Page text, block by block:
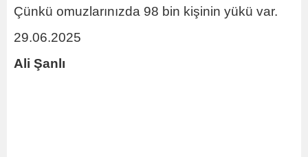
Çünkü omuzlarınızda 98 bin kişinin yükü var.
29.06.2025
Ali Şanlı